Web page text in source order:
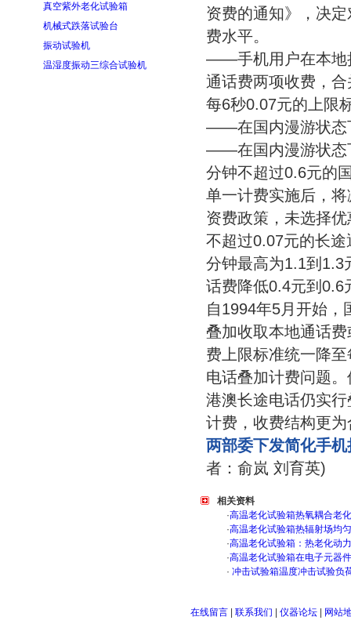
真空紫外老化试验箱
机械式跌落试验台
振动试验机
温湿度振动三综合试验机
资费的通知》，决
费水平。
——手机用户在本地
通话费两项收费，
每6秒0.07元的上限
——在国内漫游状态
——在国内漫游状态
分钟不超过0.6元的
单一计费实施后，
资费政策，未选择
不超过0.07元的长
分钟最高为1.1到1.3
话费降低0.4元到0.6
自1994年5月开始，
叠加收取本地通话
费上限标准统一降
电话叠加计费问题
港澳长途电话仍实
计费，收费结构更为
两部委下发简化手
者：俞岚 刘育英)
相关资料
·高温老化试验箱热氧耦合老
·高温老化试验箱热辐射场均
·高温老化试验箱：热老化动
·高温老化试验箱在电子元器
· 冲击试验箱温度冲击试验负
在线留言| 联系我们 仪器论坛| 网站